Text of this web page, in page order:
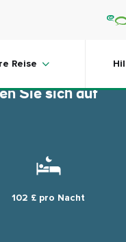
Reise
Sie sich auf
102 £ pro Nacht